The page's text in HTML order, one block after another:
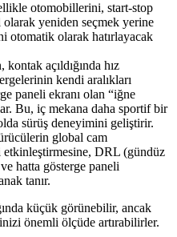
otomobillerini, start-stop
yeniden seçmek yerine
otomatik olarak hatırlayacak
açıldığında hız
kendi aralıkları
paneli ekranı olan “iğne
Bu, iç mekana daha sportif bir
sürüş deneyimini geliştirir.
global cam
DRL (gündüz
hatta gösterge paneli
tanır.
küçük görünebilir, ancak
önemli ölçüde artırabilirler.